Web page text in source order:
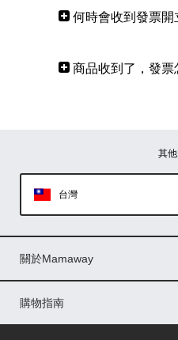
何時會收到發票開
1021675182號 「
◇您可於您收到
單查詢】中查閱相
◇若您有發票紙本
詢【發票檔】選項
商品收到了，發票
以掛號寄至您的指
◇提醒您：成立訂
會員權益！
其
台灣
印尼
菲律賓
馬來西亞
關於Mamaway
門市據點
最新消息
品牌故事
人力招募
媒體花絮
隱私權聲明
CSR企業社會責任
購物指南
購物常見問題
退換貨問題
儲值金使用條款
購買儲值金
發票問題
會員權益
線上留言
吸乳器-免費體驗